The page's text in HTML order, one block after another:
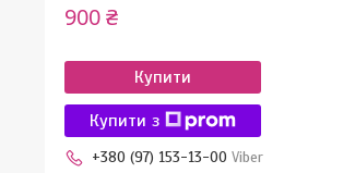
900 ₴
Купити
Купити з
+380 (97) 153-13-00 Viber